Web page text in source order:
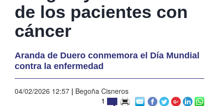
de los pacientes con
cáncer
Aranda de Duero conmemora el Día Mundial
contra la enfermedad
04/02/2026 12:57 | Begoña Cisneros
1